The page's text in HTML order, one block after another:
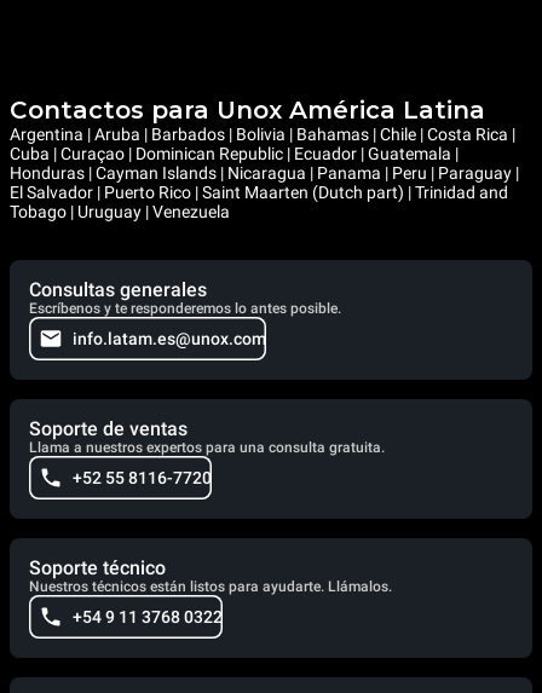
Contactos para Unox América Latina
Argentina | Aruba | Barbados | Bolivia | Bahamas | Chile | Costa Rica |
Cuba | Curaçao | Dominican Republic | Ecuador | Guatemala |
Honduras | Cayman Islands | Nicaragua | Panama | Peru | Paraguay |
El Salvador | Puerto Rico | Saint Maarten (Dutch part) | Trinidad and
Tobago | Uruguay | Venezuela
Consultas generales
Escríbenos y te responderemos lo antes posible.
info.latam.es@unox.com
Soporte de ventas
Llama a nuestros expertos para una consulta gratuita.
+52 55 8116-7720
Soporte técnico
Nuestros técnicos están listos para ayudarte. Llámalos.
+54 9 11 3768 0322